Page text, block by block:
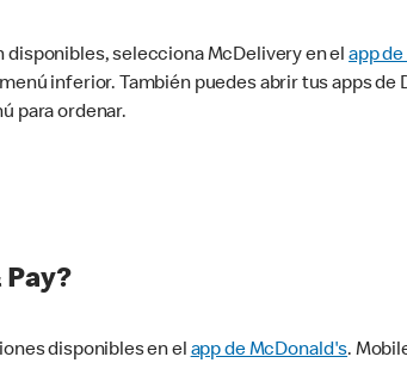
disponibles, selecciona McDelivery en elapp
inferior. También puedes abrir tus apps de
para ordenar.
disponibles en elapp de McDonald's.